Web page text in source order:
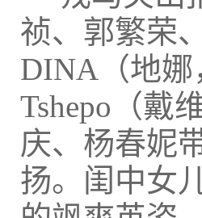
祯、郭繁荣
DINA（地娜
Tshepo（戴
庆、杨春妮
扬。闺中女